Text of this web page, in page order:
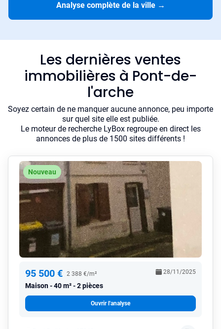
Analyse complète de la ville →
Les dernières ventes
immobilières à Pont-de-
l'arche
Soyez certain de ne manquer aucune annonce, peu importe
sur quel site elle est publiée.
Le moteur de recherche LyBox regroupe en direct les
annonces de plus de 1500 sites différents !
Nouveau
95 500 € 2 388 €/m²
Maison 40 m² - 2 pièces
28/11/2025
Ouvrir l'analyse